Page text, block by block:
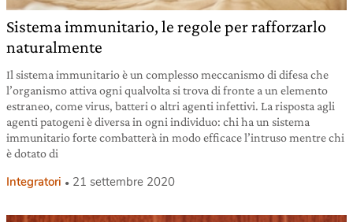
Sistema immunitario, le regole per rafforzarlo
naturalmente
Il sistema immunitario è un complesso meccanismo di difesa che
l’organismo attiva ogni qualvolta si trova di fronte a un elemento
estraneo, come virus, batteri o altri agenti infettivi. La risposta agli
agenti patogeni è diversa in ogni individuo: chi ha un sistema
immunitario forte combatterà in modo efficace l’intruso mentre chi
è dotato di
Integratori 21 settembre 2020